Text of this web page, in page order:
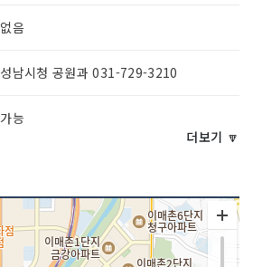
없음
성남시청 공원과 031-729-3210
가능
상시 개방
더보기 🔽